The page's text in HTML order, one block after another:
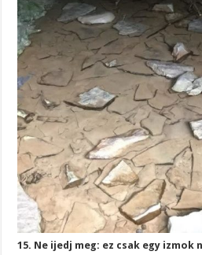
15. Ne ijedj meg: ez csak egy izmok